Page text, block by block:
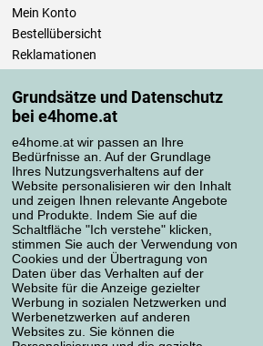
Grundsätze und Datenschutz
bei e4home.at
e4home.at wir passen an Ihre
Bedürfnisse an. Auf der Grundlage
Ihres Nutzungsverhaltens auf der
Website personalisieren wir den Inhalt
und zeigen Ihnen relevante Angebote
und Produkte. Indem Sie auf die
Schaltfläche "Ich verstehe" klicken,
stimmen Sie auch der Verwendung von
Cookies und der Übertragung von
Daten über das Verhalten auf der
Website für die Anzeige gezielter
Werbung in sozialen Netzwerken und
Werbenetzwerken auf anderen
Websites zu. Sie können die
Mein Konto
Bestellübersicht
Reklamationen
Einfach mehr wissen
Richtlinien zur Verarbeitung von Bewertungen
Transportarten
Zahlungsmethoden